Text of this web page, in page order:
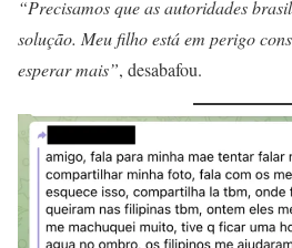
“Precisamos que as autoridades
solução. Meu filho está em perigo
esperar mais”, desabafou.